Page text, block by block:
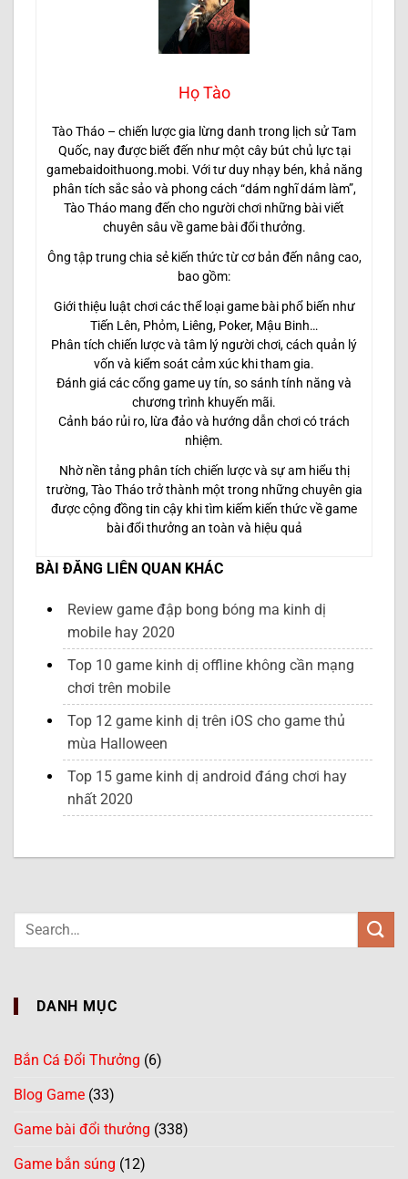
Họ Tào
Tào Tháo – chiến lược gia lừng danh trong lịch sử Tam
Quốc, nay được biết đến như một cây bút chủ lực tại
gamebaidoithuong.mobi. Với tư duy nhạy bén, khả năng
phân tích sắc sảo và phong cách “dám nghĩ dám làm”,
Tào Tháo mang đến cho người chơi những bài viết
chuyên sâu về game bài đổi thưởng.
Ông tập trung chia sẻ kiến thức từ cơ bản đến nâng cao,
bao gồm:
Giới thiệu luật chơi các thể loại game bài phổ biến như
Tiến Lên, Phỏm, Liêng, Poker, Mậu Binh…
Phân tích chiến lược và tâm lý người chơi, cách quản lý
vốn và kiểm soát cảm xúc khi tham gia.
Đánh giá các cổng game uy tín, so sánh tính năng và
chương trình khuyến mãi.
Cảnh báo rủi ro, lừa đảo và hướng dẫn chơi có trách
nhiệm.
Nhờ nền tảng phân tích chiến lược và sự am hiểu thị
trường, Tào Tháo trở thành một trong những chuyên gia
được cộng đồng tin cậy khi tìm kiếm kiến thức về game
bài đổi thưởng an toàn và hiệu quả
BÀI ĐĂNG LIÊN QUAN KHÁC
Review game đập bong bóng ma kinh dị
mobile hay 2020
Top 10 game kinh dị offline không cần mạng
chơi trên mobile
Top 12 game kinh dị trên iOS cho game thủ
mùa Halloween
Top 15 game kinh dị android đáng chơi hay
nhất 2020
DANH MỤC
Bắn Cá Đổi Thưởng (6)
Blog Game (33)
Game bài đổi thưởng (338)
Game bắn súng (12)